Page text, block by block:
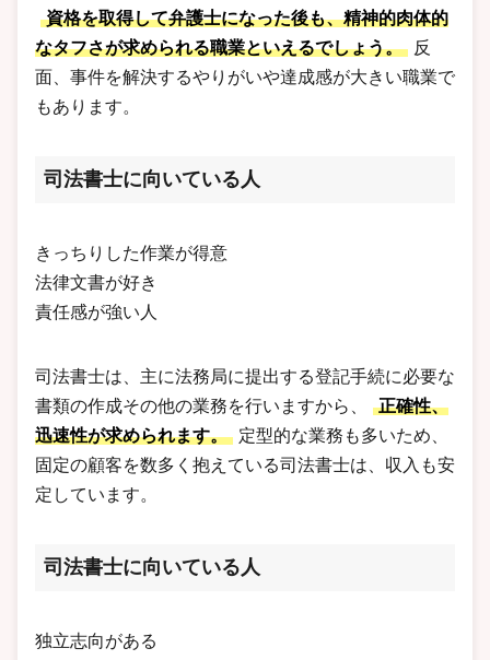
資格を取得して弁護士になった後も、精神的肉体的
なタフさが求められる職業といえるでしょう。
反
面、事件を解決するやりがいや達成感が大きい職業で
もあります。
司法書士に向いている人
きっちりした作業が得意
法律文書が好き
責任感が強い人
司法書士は、主に法務局に提出する登記手続に必要な
書類の作成その他の業務を行いますから、
正確性、
迅速性が求められます。
定型的な業務も多いため、
固定の顧客を数多く抱えている司法書士は、収入も安
定しています。
司法書士に向いている人
独立志向がある